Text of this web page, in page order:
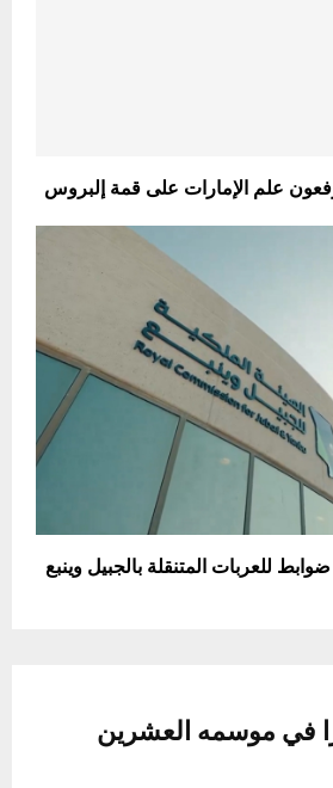
علم الإمارات على قمة إلبروس
في موسمه العشرين